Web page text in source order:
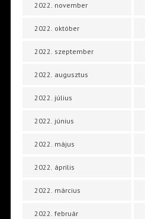
2022. november
2022. október
2022. szeptember
2022. augusztus
2022. július
2022. június
2022. május
2022. április
2022. március
2022. február